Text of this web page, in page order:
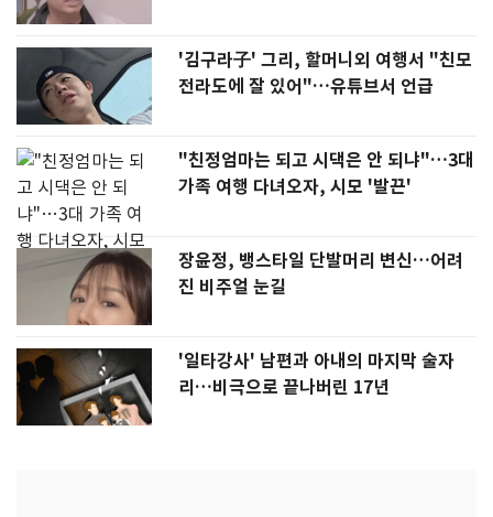
'김구라子' 그리, 할머니외 여행서 "친모
전라도에 잘 있어"…유튜브서 언급
"친정엄마는 되고 시댁은 안 되냐"…3대
가족 여행 다녀오자, 시모 '발끈'
장윤정, 뱅스타일 단발머리 변신…어려
진 비주얼 눈길
'일타강사' 남편과 아내의 마지막 술자
리…비극으로 끝나버린 17년